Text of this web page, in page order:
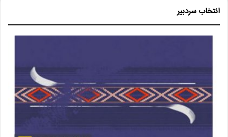
انتخاب سردبیر